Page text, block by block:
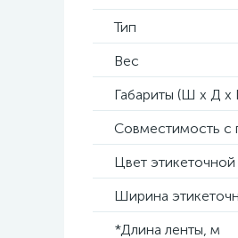
Тип
Вес
Габариты (Ш х Д х
Совместимость с
Цвет этикеточной
Ширина
*Длина ленты, м